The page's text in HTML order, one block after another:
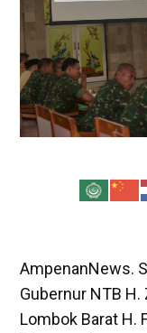
AmpenanNews.
Gubernur NTB
Lombok Barat H.